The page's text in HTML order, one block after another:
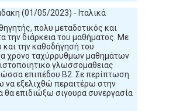
(01/05/2023) - Ιταλικά
πολυ μεταδοτικός και
την διάρκεια του μαθήματος. Με
και την καθοδήγησή του
χρονο ταχύρρυθμων μαθημάτων
γλωσσομαθειας
επιπέδου B2. Σε περίπτωση
εξελιχθώ περαιτέρω στην
θα επιδιώξω σιγουρα συνεργασία